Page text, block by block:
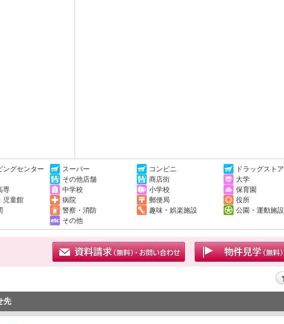
ングセンター スーパー コンビニ ドラッグストア
その他店舗 商店街 大学
専
中学校 小学校 保育園
児童館
病院 郵便局 役所
警察・消防 趣味・娯楽施設 公園・運動施設
その他
先